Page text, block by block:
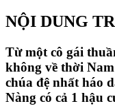
NỘI DUNG
Từ một cô gái
không về thời
chúa đệ nhất háo
Nàng có cả 1 hậu